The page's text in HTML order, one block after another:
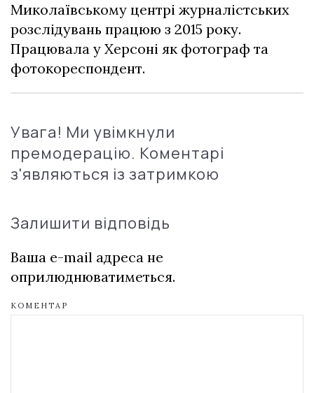
Миколаївському центрі журналістських
розслідувань працюю з 2015 року.
Працювала у Херсоні як фотограф та
фотокореспондент.
Увага! Ми увімкнули
премодерацію. Коментарі
з'являються із затримкою
Залишити відповідь
Ваша e-mail адреса не
оприлюднюватиметься.
КОМЕНТАР